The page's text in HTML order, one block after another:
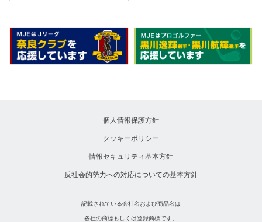
個人情報保護方針
クッキーポリシー
情報セキュリティ基本方針
反社会的勢力への対応についての基本方針
記載されている会社名および商品名は
各社の商標もしくは登録商標です。